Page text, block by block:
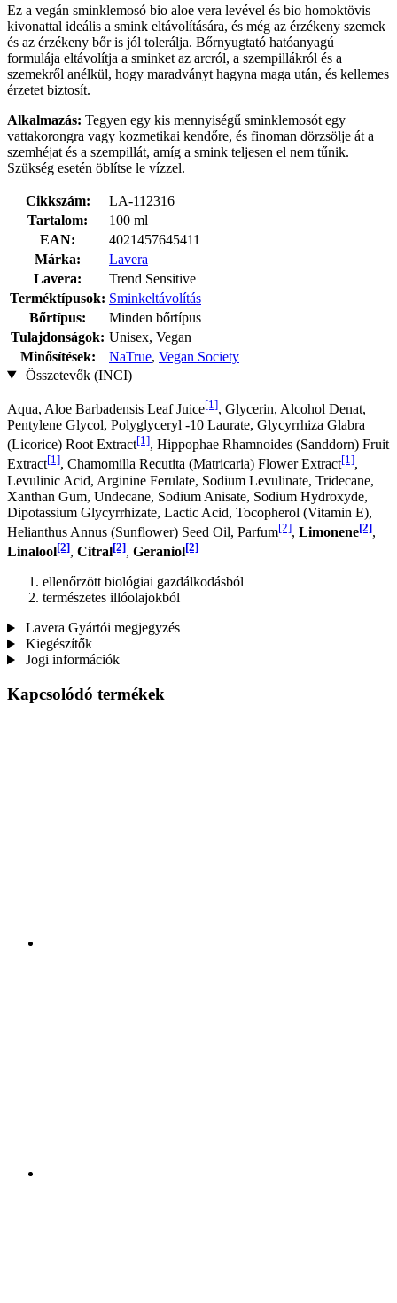
Ez a vegán sminklemosó bio aloe vera levével és bio homoktövis
kivonattal ideális a smink eltávolítására, és még az érzékeny szemek
és az érzékeny bőr is jól tolerálja. Bőrnyugtató hatóanyagú
formulája eltávolítja a sminket az arcról, a szempillákról és a
szemekről anélkül, hogy maradványt hagyna maga után, és kellemes
érzetet biztosít.
Alkalmazás: Tegyen egy kis mennyiségű sminklemosót egy
vattakorongra vagy kozmetikai kendőre, és finoman dörzsölje át a
szemhéjat és a szempillát, amíg a smink teljesen el nem tűnik.
Szükség esetén öblítse le vízzel.
Cikkszám:
LA-112316
Tartalom:
100 ml
EAN:
4021457645411
Márka:
Lavera
Lavera:
Trend Sensitive
Terméktípusok: Sminkeltávolítás
Bőrtípus:
Minden bőrtípus
Tulajdonságok: Unisex, Vegan
Minősítések:
NaTrue, Vegan Society
Összetevők (INCI)
Aqua, Aloe Barbadensis Leaf Juice[1], Glycerin, Alcohol Denat,
Pentylene Glycol, Polyglyceryl -10 Laurate, Glycyrrhiza Glabra
(Licorice) Root Extract[1], Hippophae Rhamnoides (Sanddorn) Fruit
Extract[1], Chamomilla Recutita (Matricaria) Flower Extract[1],
Levulinic Acid, Arginine Ferulate, Sodium Levulinate, Tridecane,
Xanthan Gum, Undecane, Sodium Anisate, Sodium Hydroxyde,
Dipotassium Glycyrrhizate, Lactic Acid, Tocopherol (Vitamin E),
Helianthus Annus (Sunflower) Seed Oil, Parfum[2], Limonene[2],
Linalool[2], Citral[2], Geraniol[2]
ellenőrzött biológiai gazdálkodásból
természetes illóolajokból
Lavera Gyártói megjegyzés
Kiegészítők
Jogi információk
Kapcsolódó termékek